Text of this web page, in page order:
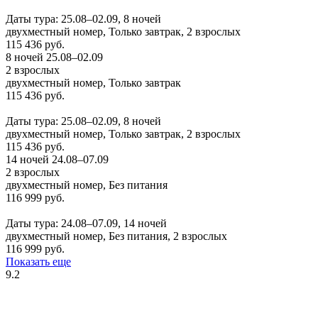
Даты тура: 25.08–02.09, 8 ночей
двухместный номер, Только завтрак, 2 взрослых
115 436 руб.
8 ночей 25.08–02.09
2 взрослых
двухместный номер, Только завтрак
115 436 руб.
Даты тура: 25.08–02.09, 8 ночей
двухместный номер, Только завтрак, 2 взрослых
115 436 руб.
14 ночей 24.08–07.09
2 взрослых
двухместный номер, Без питания
116 999 руб.
Даты тура: 24.08–07.09, 14 ночей
двухместный номер, Без питания, 2 взрослых
116 999 руб.
Показать еще
9.2